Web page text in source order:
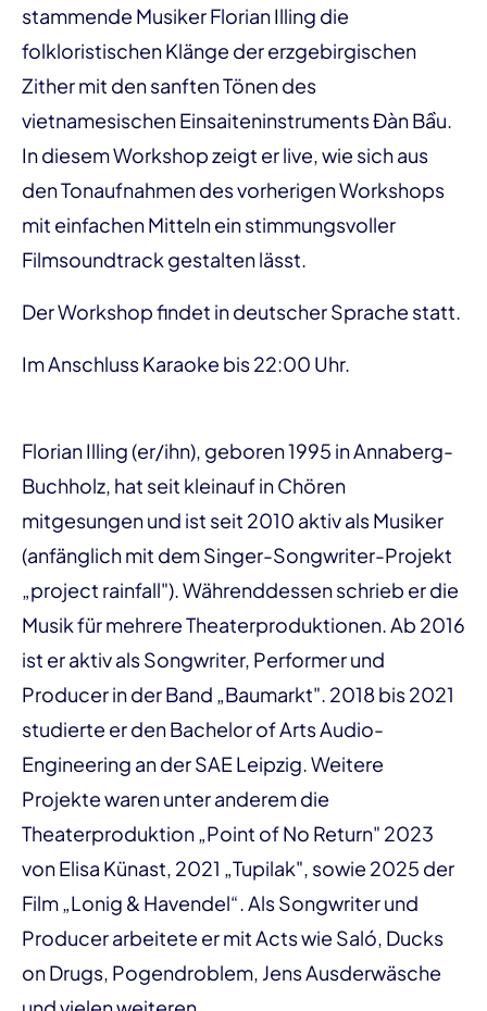
stammende Musiker Florian Illing die
folkloristischen Klänge der erzgebirgischen
Zither mit den sanften Tönen des
vietnamesischen Einsaiteninstruments Đàn Bầu.
In diesem Workshop zeigt er live, wie sich aus
den Tonaufnahmen des vorherigen Workshops
mit einfachen Mitteln ein stimmungsvoller
Filmsoundtrack gestalten lässt.
Der Workshop findet in deutscher Sprache statt.
Im Anschluss Karaoke bis 22:00 Uhr.
Florian Illing (er/ihn), geboren 1995 in Annaberg-
Buchholz, hat seit kleinauf in Chören
mitgesungen und ist seit 2010 aktiv als Musiker
(anfänglich mit dem Singer-Songwriter-Projekt
„project rainfall"). Währenddessen schrieb er die
Musik für mehrere Theaterproduktionen. Ab 2016
ist er aktiv als Songwriter, Performer und
Producer in der Band „Baumarkt". 2018 bis 2021
studierte er den Bachelor of Arts Audio-
Engineering an der SAE Leipzig. Weitere
Projekte waren unter anderem die
Theaterproduktion „Point of No Return" 2023
von Elisa Künast, 2021 „Tupilak", sowie 2025 der
Film „Lonig & Havendel“. Als Songwriter und
Producer arbeitete er mit Acts wie Saló, Ducks
on Drugs, Pogendroblem, Jens Ausderwäsche